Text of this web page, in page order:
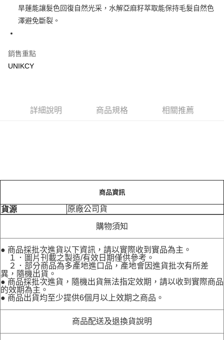
街口支付
悠遊付
運送方式
付款後7-11取貨［需3-5個工作天不含預購商品］
旱蓮能讓髮色回復自然光采，水解亞麻籽萃取能保持毛髮自然色
澤避免斷裂。
銷售重點
UNIKCY
詳細說明 商品規格 相關推薦
商品資訊
貨源 原廠公司貨
購物須知
● 商品採批次進貨以下資訊，請以實際收到實品為主。
１．圖片刊載之製造/有效日期僅供參考。
２．部分商品為多產地進口品，產地會因進貨批次有所差
異，隨機出貨。
● 商品採批次進貨，隨機出貨無法指定效期，請以收到實際商品
的效期為主。
● 商品出貨均至少提供6個月以上效期之商品。
商品配送及退換貨說明